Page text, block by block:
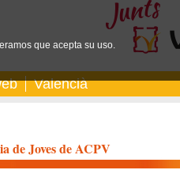
Valencià
de Joves de ACPV
que acepta su uso.